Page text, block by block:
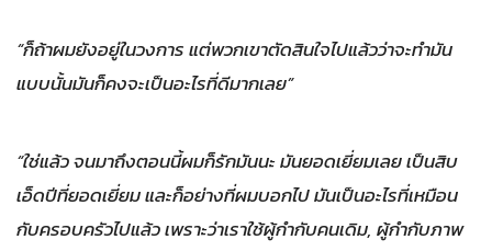
“ก็ถ้าผมยังอยู่ในวงการ แต่พวกเขาตัดสินใจไปแล้วว่าจะทำมัน
แบบนั้นมันก็คงจะเป็นอะไรที่ดีมากเลย”
“ใช่แล้ว จนมาถึงตอนนี้ผมก็รักมันนะ มันยอดเยี่ยมเลย เป็นสิบ
เอ็ดปีที่ยอดเยี่ยม และก็อย่างที่ผมบอกไป มันเป็นอะไรที่เหมือน
กับครอบครัวไปแล้ว เพราะว่าเราใช้ผู้กำกับคนเดิม, ผู้กำกับภาพ